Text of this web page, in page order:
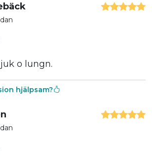
o lungn.
hjälpsam?